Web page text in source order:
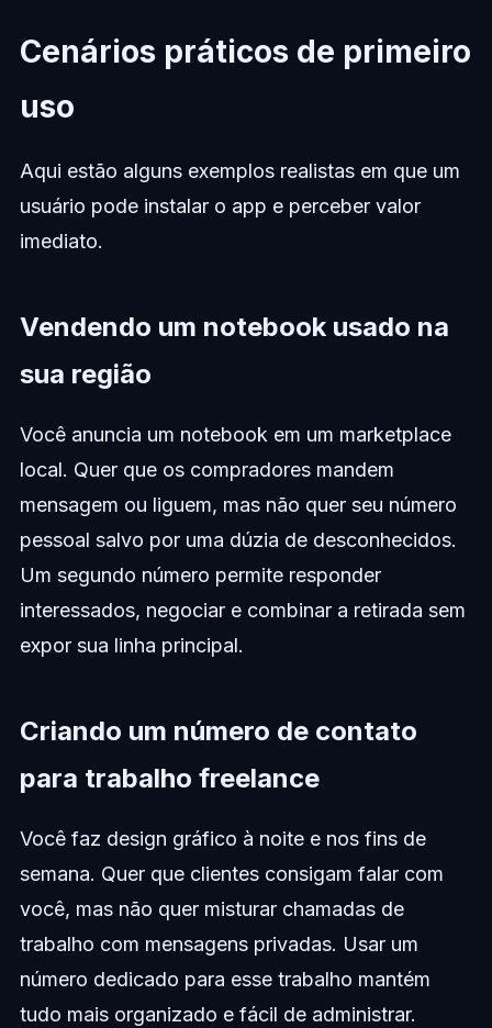
Cenários práticos de primeiro
uso
Aqui estão alguns exemplos realistas em que um
usuário pode instalar o app e perceber valor
imediato.
Vendendo um notebook usado na
sua região
Você anuncia um notebook em um marketplace
local. Quer que os compradores mandem
mensagem ou liguem, mas não quer seu número
pessoal salvo por uma dúzia de desconhecidos.
Um segundo número permite responder
interessados, negociar e combinar a retirada sem
expor sua linha principal.
Criando um número de contato
para trabalho freelance
Você faz design gráfico à noite e nos fins de
semana. Quer que clientes consigam falar com
você, mas não quer misturar chamadas de
trabalho com mensagens privadas. Usar um
número dedicado para esse trabalho mantém
tudo mais organizado e fácil de administrar.